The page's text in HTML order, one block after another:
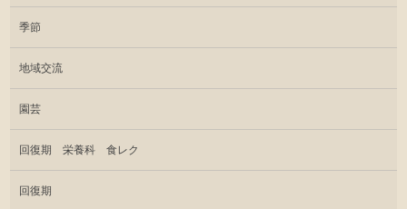
季節
地域交流
園芸
回復期 栄養科 食レク
回復期